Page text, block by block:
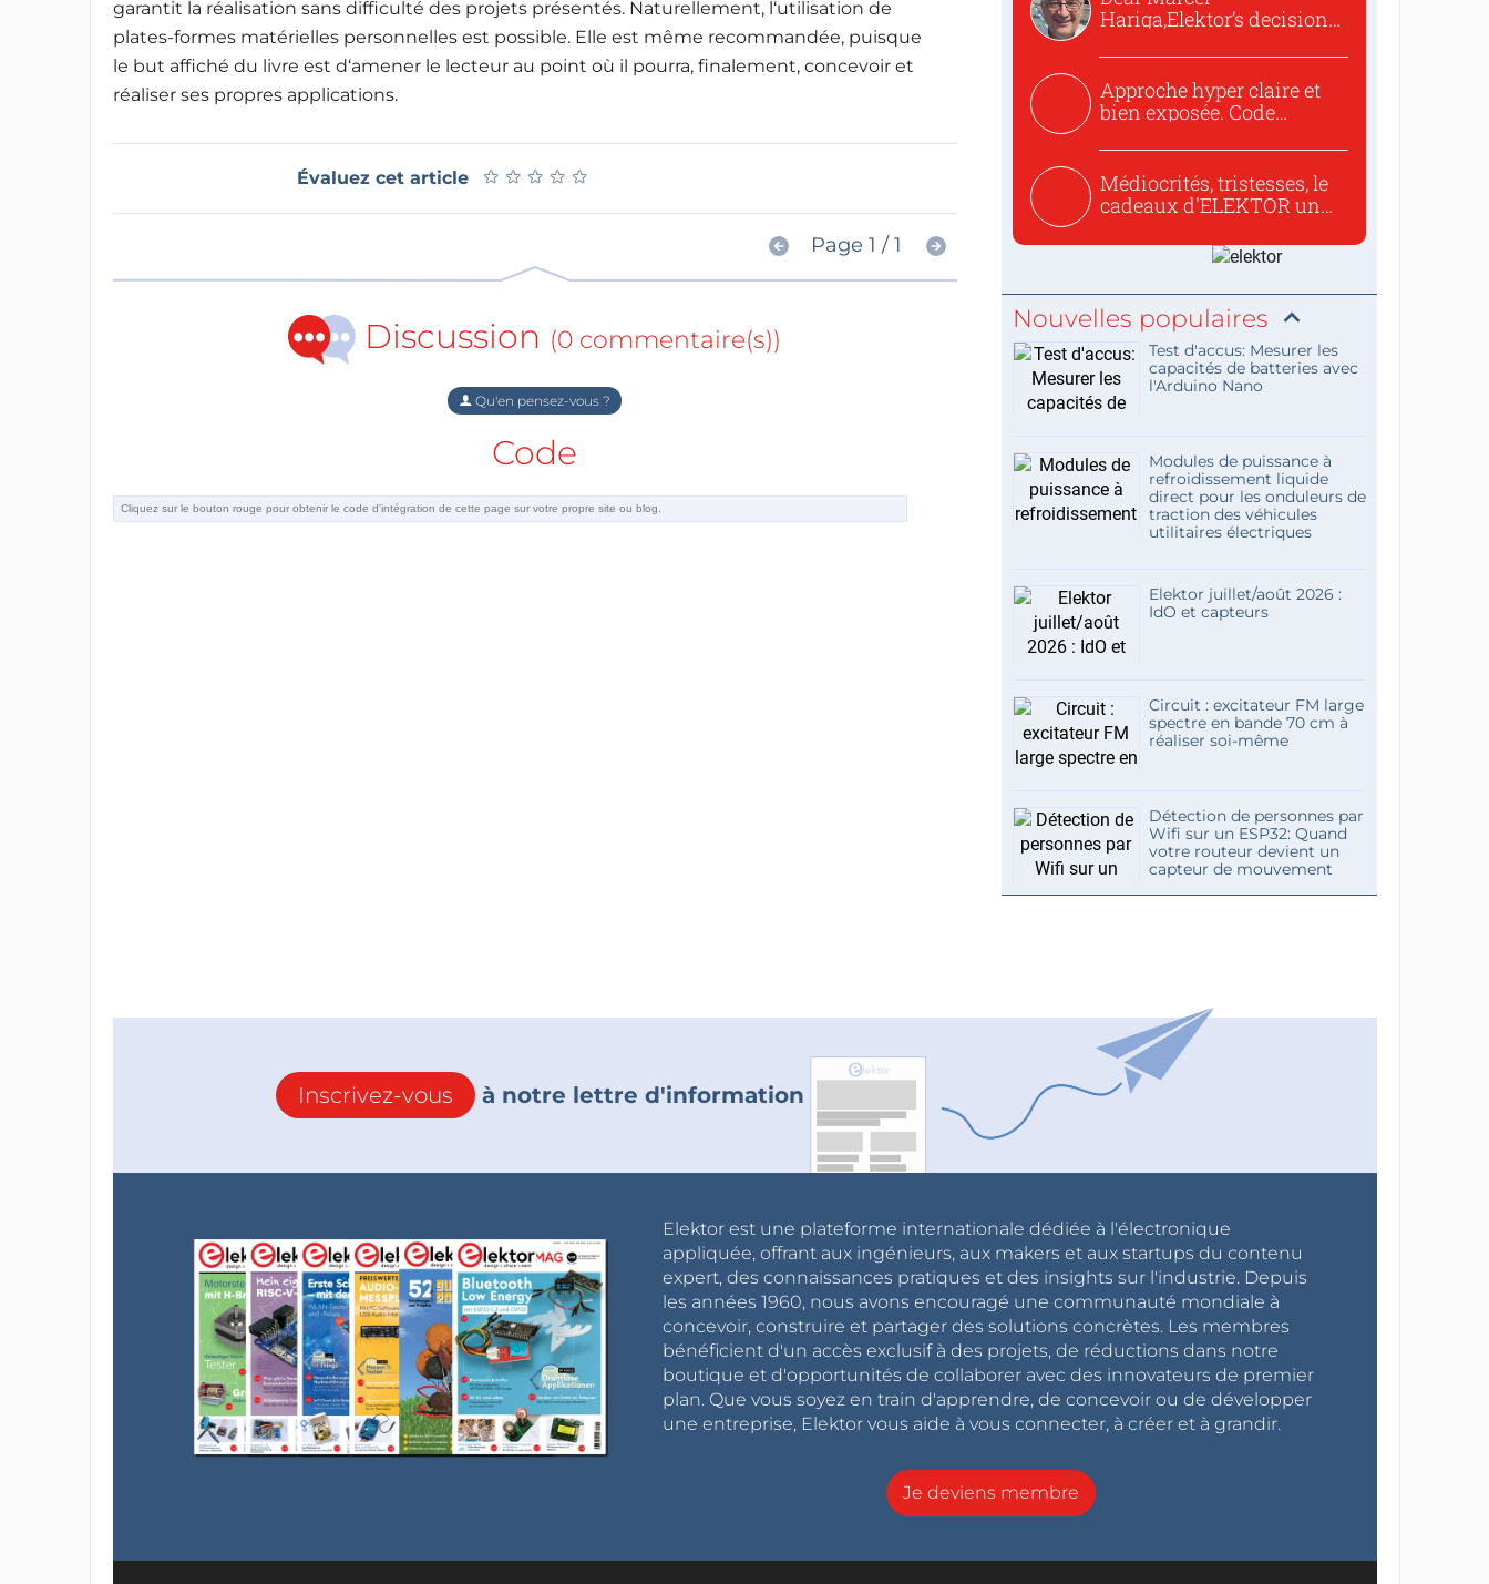
garantit la réalisation sans difficulté des projets présentés. Naturellement, l‘utilisation de
plates-formes matérielles personnelles est possible. Elle est même recommandée, puisque
le but affiché du livre est d‘amener le lecteur au point où il pourra, finalement, concevoir et
réaliser ses propres applications.
Évaluez cet article ★ ★ ★ ★ ★
★ ★ ★ ★ ★
Page 1 / 1
Discussion (0 commentaire(s))
Qu'en pensez-vous ?
Code
Hariga,Elektor’s decision
Approche hyper claire et
bien exposée. Code
Médiocrités, tristesses, le
cadeaux d'ELEKTOR un
Nouvelles populaires
Test d'accus: Mesurer les
capacités de batteries avec
l'Arduino Nano
Modules de puissance à
refroidissement liquide
direct pour les onduleurs de
traction des véhicules
utilitaires électriques
Elektor juillet/août 2026 :
IdO et capteurs
Circuit : excitateur FM large
spectre en bande 70 cm à
réaliser soi-même
Détection de personnes par
Wifi sur un ESP32: Quand
votre routeur devient un
capteur de mouvement
Inscrivez-vous à notre lettre d'information
Elektor est une plateforme internationale dédiée à l'électronique
appliquée, offrant aux ingénieurs, aux makers et aux startups du contenu
expert, des connaissances pratiques et des insights sur l'industrie. Depuis
les années 1960, nous avons encouragé une communauté mondiale à
concevoir, construire et partager des solutions concrètes. Les membres
bénéficient d'un accès exclusif à des projets, de réductions dans notre
boutique et d'opportunités de collaborer avec des innovateurs de premier
plan. Que vous soyez en train d'apprendre, de concevoir ou de développer
une entreprise, Elektor vous aide à vous connecter, à créer et à grandir.
Je deviens membre